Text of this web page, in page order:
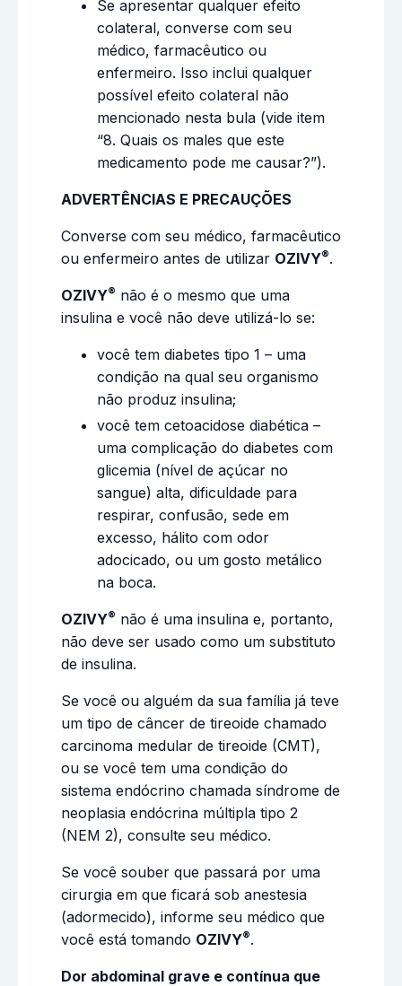
Se apresentar qualquer efeito
colateral, converse com seu
médico, farmacêutico ou
enfermeiro. Isso inclui qualquer
possível efeito colateral não
mencionado nesta bula (vide item
“8. Quais os males que este
medicamento pode me causar?”).
ADVERTÊNCIAS E PRECAUÇÕES
Converse com seu médico, farmacêutico
ou enfermeiro antes de utilizar OZIVY®.
OZIVY® não é o mesmo que uma
insulina e você não deve utilizá-lo se:
você tem diabetes tipo 1 – uma
condição na qual seu organismo
não produz insulina;
você tem cetoacidose diabética –
uma complicação do diabetes com
glicemia (nível de açúcar no
sangue) alta, dificuldade para
respirar, confusão, sede em
excesso, hálito com odor
adocicado, ou um gosto metálico
na boca.
OZIVY® não é uma insulina e, portanto,
não deve ser usado como um substituto
de insulina.
Se você ou alguém da sua família já teve
um tipo de câncer de tireoide chamado
carcinoma medular de tireoide (CMT),
ou se você tem uma condição do
sistema endócrino chamada síndrome de
neoplasia endócrina múltipla tipo 2
(NEM 2), consulte seu médico.
Se você souber que passará por uma
cirurgia em que ficará sob anestesia
(adormecido), informe seu médico que
você está tomando OZIVY®.
Dor abdominal grave e contínua que